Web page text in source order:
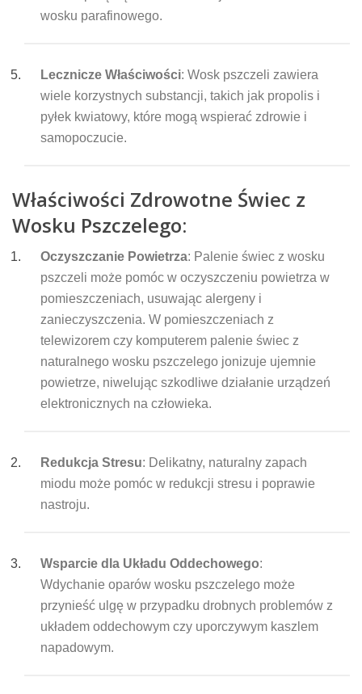
wosku parafinowego.
Lecznicze Właściwości: Wosk pszczeli zawiera
wiele korzystnych substancji, takich jak propolis i
pyłek kwiatowy, które mogą wspierać zdrowie i
samopoczucie.
Właściwości Zdrowotne Świec z
Wosku Pszczelego:
Oczyszczanie Powietrza: Palenie świec z wosku
pszczeli może pomóc w oczyszczeniu powietrza w
pomieszczeniach, usuwając alergeny i
zanieczyszczenia. W pomieszczeniach z
telewizorem czy komputerem palenie świec z
naturalnego wosku pszczelego jonizuje ujemnie
powietrze, niwelując szkodliwe działanie urządzeń
elektronicznych na człowieka.
Redukcja Stresu: Delikatny, naturalny zapach
miodu może pomóc w redukcji stresu i poprawie
nastroju.
Wsparcie dla Układu Oddechowego:
Wdychanie oparów wosku pszczelego może
przynieść ulgę w przypadku drobnych problemów z
układem oddechowym czy uporczywym kaszlem
napadowym.